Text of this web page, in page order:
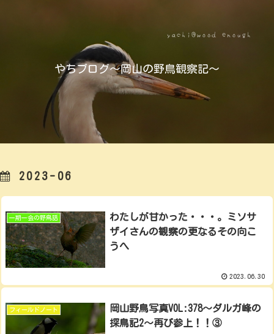
やちブログ～岡山の野鳥観察記～
2023-06
一期一会の野鳥話
わたしが甘かった・・・。ミソサ
ザイさんの観察の更なるその向こ
うへ
2023.06.30
フィールドノート
岡山野鳥写真VOL:378～ダルガ峰の
探鳥記2～再び参上！！③